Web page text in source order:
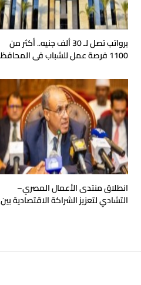
برواتب تصل لـ 30 ألف جنيه.. أكثر من
1100 فرصة عمل للشباب فى المحافظات
انطلاق منتدى الأعمال المصري–
التشادي لتعزيز الشراكة الاقتصادية بين